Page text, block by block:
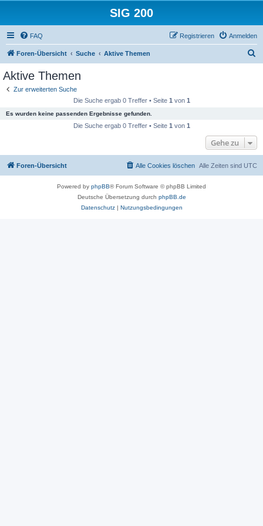
SIG 200
FAQ Anmelden
Registrieren
Foren-Übersicht Suche Aktive Themen
Aktive Themen
Zur erweiterten Suche
Die Suche ergab 0 Treffer • Seite 1 von 1
Es wurden keine passenden Ergebnisse gefunden.
Die Suche ergab 0 Treffer • Seite 1 von 1
Gehe zu
Foren-Übersicht Alle Zeiten sind UTC
Alle Cookies löschen
Powered by phpBB® Forum Software © phpBB Limited
Deutsche Übersetzung durch phpBB.de
Datenschutz| Nutzungsbedingungen